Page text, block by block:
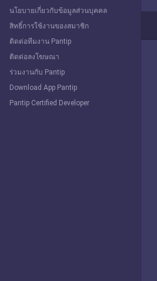
นโยบายเกี่ยวกับข้อมูลส่วนบุคคล
สิทธิ์การใช้งานของสมาชิก
ติดต่อทีมงาน Pantip
ติดต่อลงโฆษณา
ร่วมงานกับ Pantip
Download App Pantip
Pantip Certified Developer